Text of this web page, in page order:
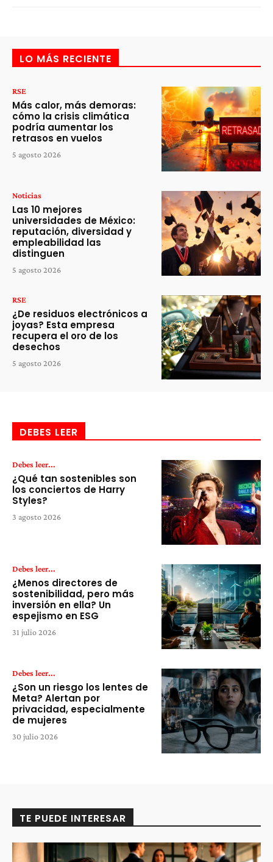
LO MÁS RECIENTE
RSE
Más calor, más demoras:
cómo la crisis climática
podría aumentar los
retrasos en vuelos
5 agosto 2026
Noticias
Las 10 mejores
universidades de México:
reputación, diversidad y
empleabilidad las
distinguen
5 agosto 2026
RSE
¿De residuos electrónicos a
joyas? Esta empresa
recupera el oro de los
desechos
5 agosto 2026
DEBES LEER
Debes leer...
¿Qué tan sostenibles son
los conciertos de Harry
Styles?
3 agosto 2026
Debes leer...
¿Menos directores de
sostenibilidad, pero más
inversión en ella? Un
espejismo en ESG
31 julio 2026
Debes leer...
¿Son un riesgo los lentes de
Meta? Alertan por
privacidad, especialmente
de mujeres
30 julio 2026
TE PUEDE INTERESAR